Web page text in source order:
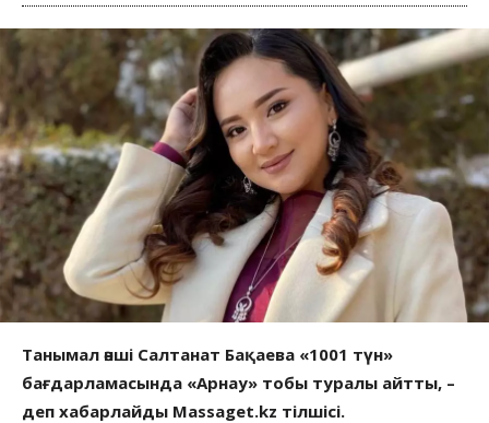
Танымал әнші Салтанат Бақаева «1001 түн»
бағдарламасында «Арнау» тобы туралы айтты, –
деп хабарлайды Massaget.kz тілшісі.